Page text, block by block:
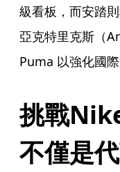
級看板，而安踏
亞克特里克斯（
Puma 以強化國際
挑戰
不僅是